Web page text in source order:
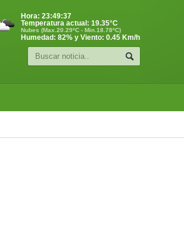
Hora: 23:49:38
Temperatura actual: 19.35°C
Nubes (Max.20.29ºC - Min.18.78ºC)
Humedad: 82% y Viento: 0.45 Km/h